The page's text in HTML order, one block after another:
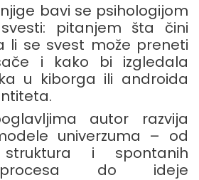
bavi se psihologijom
svesti: pitanjem šta čini
li se svest može preneti
i kako bi izgledala
u kiborga ili androida
autor razvija
univerzuma – od
struktura i spontanih
procesa do ideje